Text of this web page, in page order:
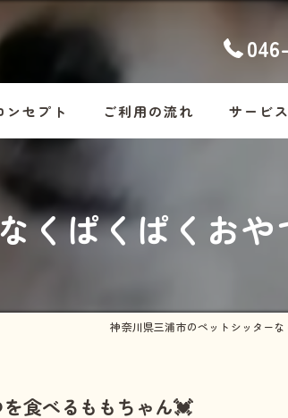
ンセプト
スタッフ紹介
ご利用の流れ サービス
ホームス
お散歩
くぱくぱくお
神奈川県三浦市のペットシッターな
食べるももちゃん💓